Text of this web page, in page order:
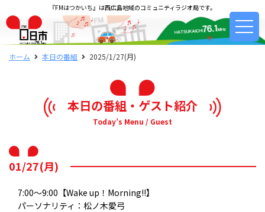
『FMはつかいち』は西広島地域のコミュニティラジオ局です。
ホーム 本日の番組 2025/1/27(月)
本日の番組・ゲスト紹介
Today’s Menu / Guest
01/27(月)
7:00～9:00【Wake up！Morning!!】
パーソナリティ：松ノ木愛弓